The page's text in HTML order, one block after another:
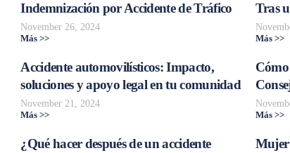
Indemnización por Accidente de Tráfico
November 26, 2024
Más >>
Tras
Más >>
Accidente automovilísticos: Impacto,
soluciones y apoyo legal en tu comunidad
November 21, 2024
Más >> Más >>
¿Qué hacer después de un accidente
Mujer